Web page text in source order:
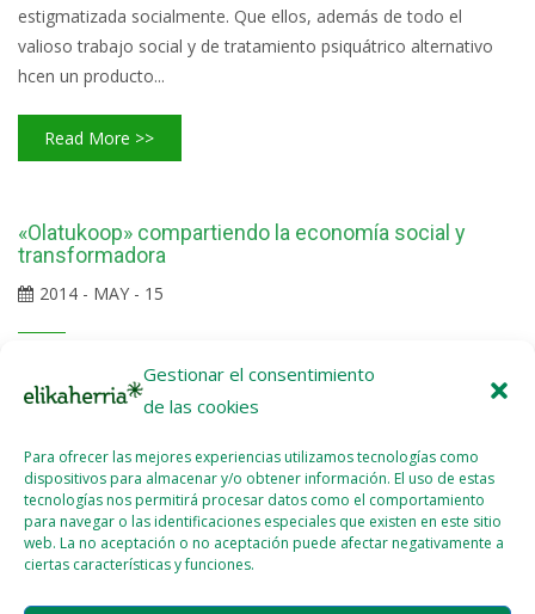
Gestionar el consentimiento
de las cookies
Para ofrecer las mejores experiencias utilizamos tecnologías como
dispositivos para almacenar y/o obtener información. El uso de estas
tecnologías nos permitirá procesar datos como el comportamiento
para navegar o las identificaciones especiales que existen en este sitio
web. La no aceptación o no aceptación puede afectar negativamente a
ciertas características y funciones.
estigmatizada socialmente. Que ellos, además de todo el
valioso trabajo social y de tratamiento psiquátrico alternativo
hcen un producto...
Read More >>
«Olatukoop» compartiendo la economía social y
transformadora
2014 - MAY - 15
Con bases abiertas se integran en Olatu: Talaios (3) Sorginetxe
(2) Totem (7) Koop57 (2) KIS (3) EHNE Bizkaia Aholku
Katakrak (11 + 4) Hiritik At (6) Ximaurpila Elkartea (5) Lakari (4)
Biantik (2) Noticia completa en
euskera: http://eus.elikaherria.org/?p=35 Más
información: olatukoop.net